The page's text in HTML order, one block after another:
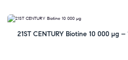
21ST CENTURY Biotine 10 000 µg